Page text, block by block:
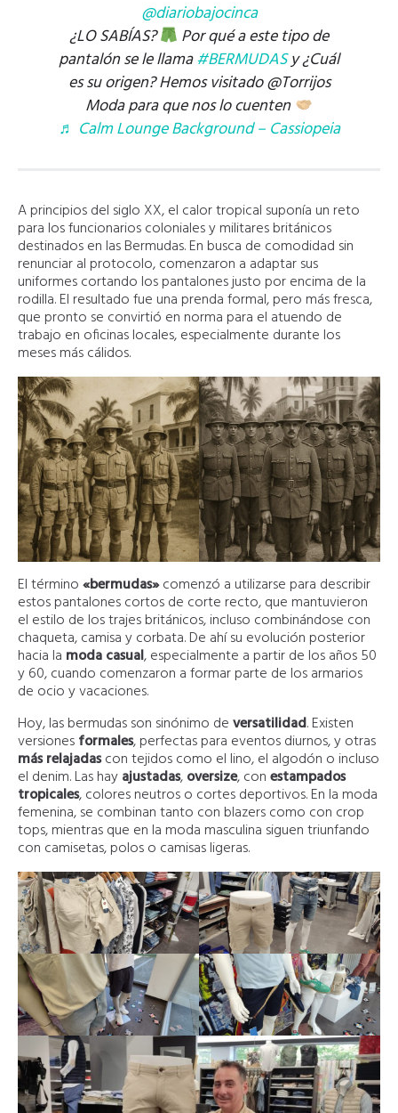
@diariobajocinca
¿LO SABÍAS?
Por qué a este tipo de
pantalón se le llama#BERMUDASy ¿Cuál
es su origen? Hemos visitado @Torrijos
Moda para que nos lo cuenten
♬ Calm Lounge Background – Cassiopeia
A principios del siglo XX, el calor tropical suponía un reto
para los funcionarios coloniales y militares británicos
destinados en las Bermudas. En busca de comodidad sin
renunciar al protocolo, comenzaron a adaptar sus
uniformes cortando los pantalones justo por encima de la
rodilla. El resultado fue una prenda formal, pero más fresca,
que pronto se convirtió en norma para el atuendo de
trabajo en oficinas locales, especialmente durante los
meses más cálidos.
El término«bermudas»comenzó a utilizarse para describir
estos pantalones cortos de corte recto, que mantuvieron
el estilo de los trajes británicos, incluso combinándose con
chaqueta, camisa y corbata. De ahí su evolución posterior
hacia la moda casual, especialmente a partir de los años 50
y 60, cuando comenzaron a formar parte de los armarios
de ocio y vacaciones.
Hoy, las bermudas son sinónimo deversatilidad. Existen
versionesformales, perfectas para eventos diurnos, y otras
más relajadascon tejidos como el lino, el algodón o incluso
el denim. Las hayajustadas,oversize, conestampados
tropicales, colores neutros o cortes deportivos. En la moda
femenina, se combinan tanto con blazers como con crop
tops, mientras que en la moda masculina siguen triunfando
con camisetas, polos o camisas ligeras.